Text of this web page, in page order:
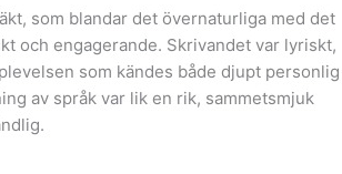
som blandar det övernaturliga med det
och engagerande. Skrivandet var lyriskt,
som kändes både djupt personlig
av språk var lik en rik, sammetsmjuk